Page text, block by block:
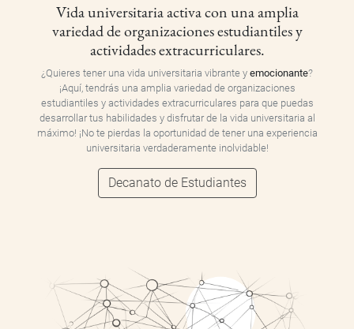
Vida universitaria activa con una amplia
variedad de organizaciones estudiantiles y
actividades extracurriculares.
¿Quieres tener una vida universitaria vibrante y emocionante?
¡Aquí, tendrás una amplia variedad de organizaciones
estudiantiles y actividades extracurriculares para que puedas
desarrollar tus habilidades y disfrutar de la vida universitaria al
máximo! ¡No te pierdas la oportunidad de tener una experiencia
universitaria verdaderamente inolvidable!
Decanato de Estudiantes